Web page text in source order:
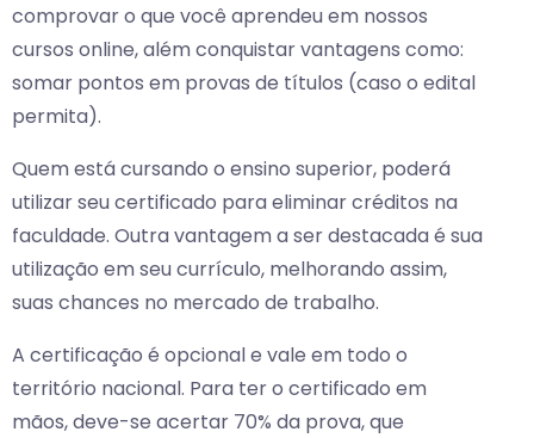
comprovar o que você aprendeu em nossos
cursos online, além conquistar vantagens como:
somar pontos em provas de títulos (caso o edital
permita).
Quem está cursando o ensino superior, poderá
utilizar seu certificado para eliminar créditos na
faculdade. Outra vantagem a ser destacada é sua
utilização em seu currículo, melhorando assim,
suas chances no mercado de trabalho.
A certificação é opcional e vale em todo o
território nacional. Para ter o certificado em
mãos, deve-se acertar 70% da prova, que